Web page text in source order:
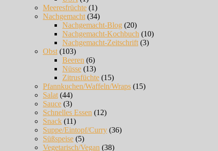
Meeresfrüchte (1)
Nachgemacht (34)
Nachgemacht-Blog (20)
Nachgemacht-Kochbuch (10)
Nachgemacht-Zeitschrift (3)
Obst (103)
Beeren (6)
Nüsse (13)
Zitrusfüchte (15)
Pfannkuchen/Waffeln/Wraps (15)
Salat (44)
Sauce (3)
Schnelles Essen (12)
Snack (11)
Suppe/Eintopf/Curry (36)
Süßspeise (5)
Vegetarisch/Vegan (38)